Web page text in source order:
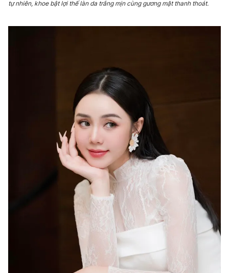
tự nhiên, khoe bật lợi thế làn da trắng mịn cùng gương mặt thanh thoát.